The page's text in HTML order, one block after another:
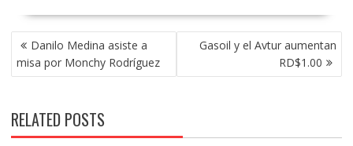
POST
NAVIGATION
Danilo Medina asiste a
misa por Monchy Rodríguez
Gasoil y el Avtur aumentan
RD$1.00
RELATED POSTS